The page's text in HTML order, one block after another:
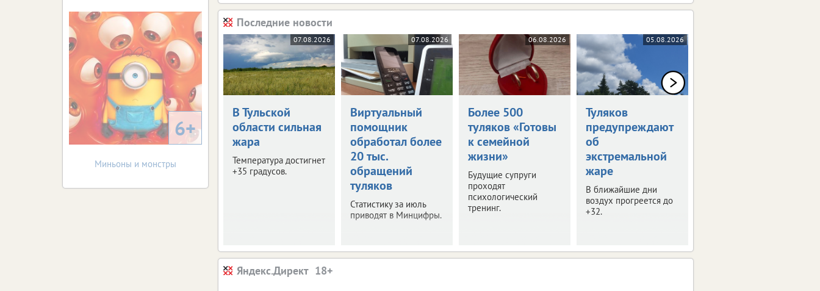
Последние новости
07.08.2026
В Тульской
области сильная
жара
Температура достигнет
+35 градусов.
07.08.2026
Виртуальный
помощник
обработал более
20 тыс.
обращений
туляков
Статистику за июль
приводят в Минцифры.
06.08.2026
Более 500
туляков «Готовы
к семейной
жизни»
Будущие супруги
проходят
психологический
тренинг.
05.08.2026
Туляков
предупреждают
об
экстремальной
жаре
В ближайшие дни
воздух прогреется до
+32.
Яндекс.Директ
6+
Миньоны и монстры